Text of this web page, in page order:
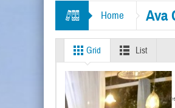
Home Ava
Grid List